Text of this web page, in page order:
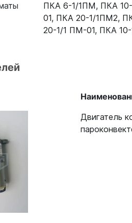
ПКА 6-1/1ПП
ПКА 20-1/1ПМ-01
ПКА 6-1/1ПМ2-01
ПКА 6-1/1ПМ, ПКА
01, ПКА 20-1/1ПМ2,
20-1/1 ПМ-01, ПКА
Двигатель